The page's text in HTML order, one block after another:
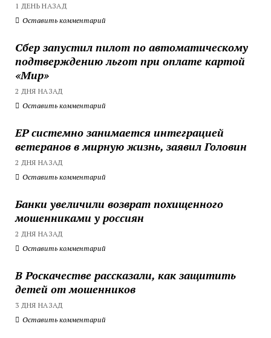
1 ДЕНЬ НАЗАД
Оставить комментарий
Сбер запустил пилот по автоматическому
подтверждению льгот при оплате картой
«Мир»
2 ДНЯ НАЗАД
Оставить комментарий
ЕР системно занимается интеграцией
ветеранов в мирную жизнь, заявил Головин
2 ДНЯ НАЗАД
Оставить комментарий
Банки увеличили возврат похищенного
мошенниками у россиян
2 ДНЯ НАЗАД
Оставить комментарий
В Роскачестве рассказали, как защитить
детей от мошенников
3 ДНЯ НАЗАД
Оставить комментарий